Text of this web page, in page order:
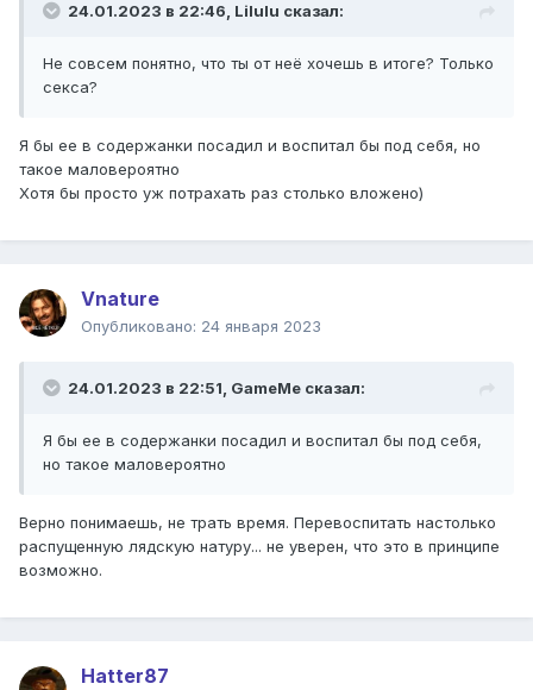
24.01.2023 в 22:46, Lilulu сказал:
Не совсем понятно, что ты от неё хочешь в итоге? Только
секса?
Я бы ее в содержанки посадил и воспитал бы под себя, но
такое маловероятно
Хотя бы просто уж потрахать раз столько вложено)
Vnature
Опубликовано: 24 января 2023
24.01.2023 в 22:51, GameMe сказал:
Я бы ее в содержанки посадил и воспитал бы под себя,
но такое маловероятно
Верно понимаешь, не трать время. Перевоспитать настолько
распущенную лядскую натуру... не уверен, что это в принципе
возможно.
Hatter87